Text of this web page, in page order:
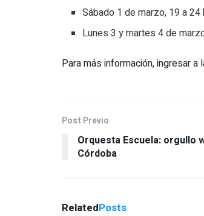
Sábado 1 de marzo, 19 a
Lunes 3 y martes 4 de
Para más información, ingresar
Post Previo
Orquesta Escuela: orgullo
Córdoba
RelatedPosts